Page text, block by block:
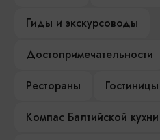
Гиды и экскурсоводы
Достопримечательности
Рестораны
Гостиницы
Компас Балтийской кухни